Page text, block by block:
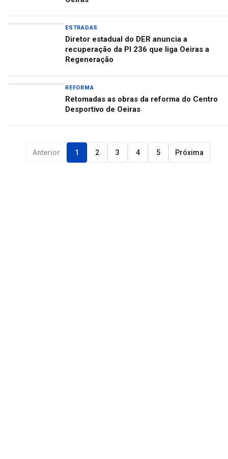
ESTRADAS
Diretor estadual do DER anuncia a
recuperação da PI 236 que liga Oeiras a
Regeneração
REFORMA
Retomadas as obras da reforma do Centro
Desportivo de Oeiras
Anterior 1 2 3 4 5 Próxima